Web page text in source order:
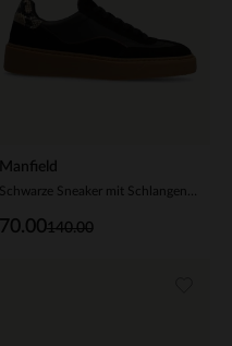
Manfield
140.00
70.00